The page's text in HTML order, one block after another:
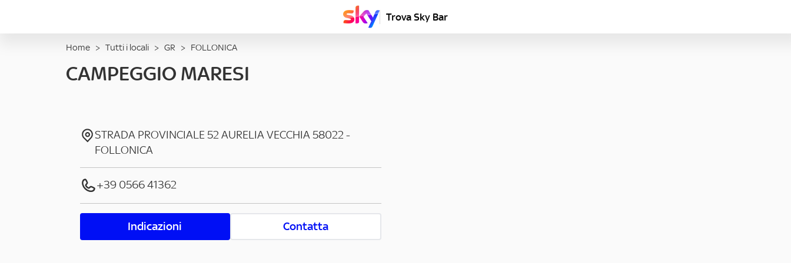
Trova Sky Bar
Home > Tutti i locali > GR > FOLLONICA
CAMPEGGIO MARESI
STRADA PROVINCIALE 52 AURELIA VECCHIA58022-
FOLLONICA
+39 0566 41362
Indicazioni Contatta